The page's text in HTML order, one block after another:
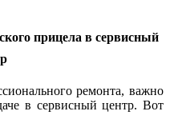
прицела в сервисный
ремонта, важно
в сервисный центр. Вот